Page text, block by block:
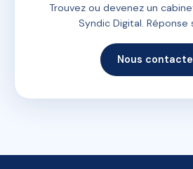
Trouvez ou devenez un
Syndic Digital. Réponse
Nous